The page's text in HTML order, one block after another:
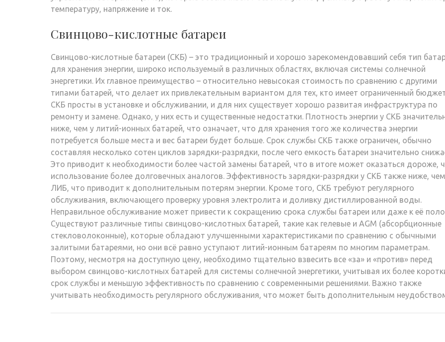
температуру, напряжение и ток.
Свинцово-кислотные батареи
Свинцово-кислотные батареи (СКБ) – это традиционный и хорошо зарекомендовавший себя тип
для хранения энергии, широко используемый в различных областях, включая системы солнечной
энергетики. Их главное преимущество – относительно невысокая стоимость по сравнению с другими
типами батарей, что делает их привлекательным вариантом для тех, кто имеет ограниченный
СКБ просты в установке и обслуживании, и для них существует хорошо развитая инфраструктура по
ремонту и замене. Однако, у них есть и существенные недостатки. Плотность энергии у СКБ
ниже, чем у литий-ионных батарей, что означает, что для хранения того же количества энергии
потребуется больше места и вес батареи будет больше. Срок службы СКБ также ограничен, обычно
составляя несколько сотен циклов зарядки-разрядки, после чего емкость батареи значительно
Это приводит к необходимости более частой замены батарей, что в итоге может оказаться дороже,
использование более долговечных аналогов. Эффективность зарядки-разрядки у СКБ также ниже,
ЛИБ, что приводит к дополнительным потерям энергии. Кроме того, СКБ требуют регулярного
обслуживания, включающего проверку уровня электролита и доливку дистиллированной воды.
Неправильное обслуживание может привести к сокращению срока службы батареи или даже к её
Существуют различные типы свинцово-кислотных батарей, такие как гелевые и AGM (абсорбционные
стекловолоконные), которые обладают улучшенными характеристиками по сравнению с обычными
залитыми батареями, но они всё равно уступают литий-ионным батареям по многим параметрам.
Поэтому, несмотря на доступную цену, необходимо тщательно взвесить все «за» и «против» перед
выбором свинцово-кислотных батарей для системы солнечной энергетики, учитывая их более
срок службы и меньшую эффективность по сравнению с современными решениями. Важно также
учитывать необходимость регулярного обслуживания, что может быть дополнительным